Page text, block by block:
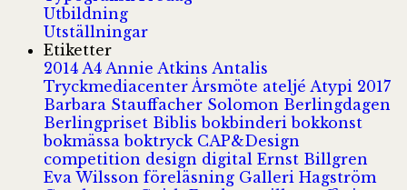
Utbildning
Utställningar
Etiketter
2014 A4 Annie Atkins Antalis
Tryckmediacenter Årsmöte ateljé Atypi 2017
Barbara Stauffacher Solomon Berlingdagen
Berlingpriset Biblisbokbinderibokkonst
bokmässaboktryck CAP&Design
competition design digital Ernst Billgren
Eva Wilsson föreläsning Galleri Hagström